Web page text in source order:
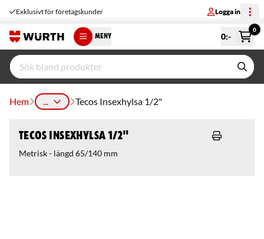
Exklusivt för företagskunder Logga in
MENY 0:-
0
Hem ... Tecos Insexhylsa 1/2"
Tecos Insexhylsa 1/2"
Metrisk - längd 65/140 mm